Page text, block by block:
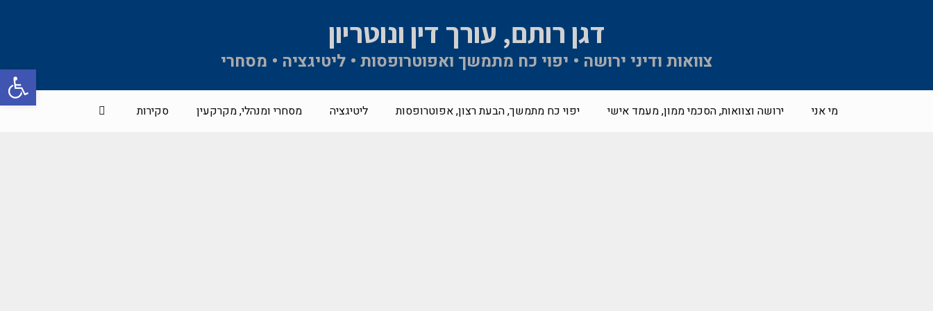
פתח
דגן רותם, עורך דין ונוטריון
צוואות ודיני ירושה • יפוי כח מתמשך ואפוטרופסות • ליטיגציה • מסחרי
מי אני ירושה וצוואות, הסכמי ממון, מעמד אישי יפוי כח מתמשך, הבעת רצון, אפוטרופסות ליטיגציה מסחרי ומנהלי, מקרקעין סקירות